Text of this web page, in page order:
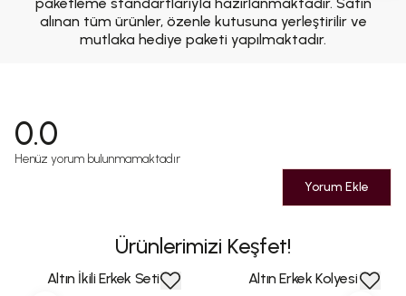
alınan tüm ürünler, özenle kutusuna yerleştirilir ve
mutlaka hediye paketi yapılmaktadır.
0.0
Henüz yorum bulunmamaktadır
Yorum Ekle
Ürünlerimizi Keşfet!
Altın İkili Erkek Seti Altın Erkek Kolyesi